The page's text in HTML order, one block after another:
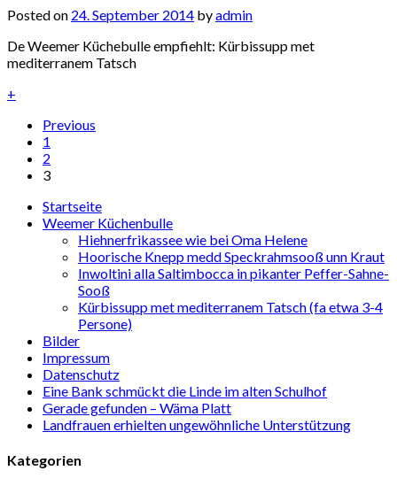
Posted on 24. September 2014 byadmin
De Weemer Küchebulle empfiehlt: Kürbissupp met
mediterranem Tatsch
+
Previous
1
2
3
Startseite
Weemer Küchenbulle
Hiehnerfrikassee wie bei Oma Helene
Hoorische Knepp medd Speckrahmsooß unn Kraut
Inwoltini alla Saltimbocca in pikanter Peffer-Sahne-
Sooß
Kürbissupp met mediterranem Tatsch (fa etwa 3-4
Persone)
Bilder
Impressum
Datenschutz
Eine Bank schmückt die Linde im alten Schulhof
Gerade gefunden – Wäma Platt
Landfrauen erhielten ungewöhnliche Unterstützung
Kategorien